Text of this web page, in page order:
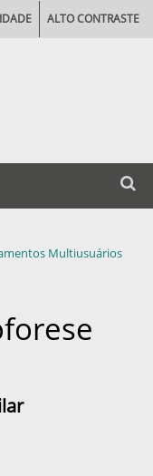
Busca
ALTO CONTRASTE
Multiusuários